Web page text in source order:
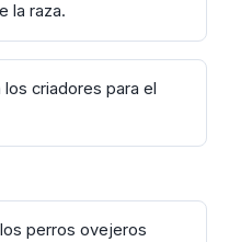
la raza.
criadores para el
perros ovejeros